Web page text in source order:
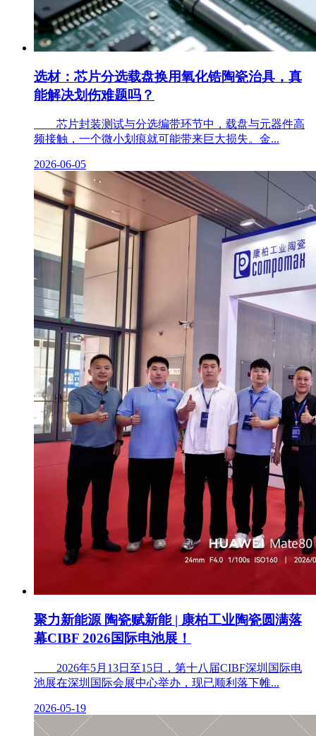
选材：芯片分选载盘换用氧化锆陶瓷治具，真
能解决划伤难题吗？
芯片封装测试与分选编带环节中，载盘与元器件高
频接触，一个微小划痕就可能带来巨大损失。金...
2026-06-05
聚力新能源 陶瓷赋新能 | 康柏工业陶瓷圆满落
幕CIBF 2026国际电池展！
2026年5月13日至15日，第十八届CIBF深圳国际电
池展在深圳国际会展中心举办，现已顺利落下帷...
2026-05-19